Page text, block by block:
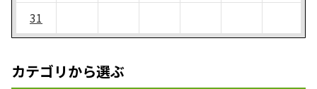
31
カテゴリから選ぶ